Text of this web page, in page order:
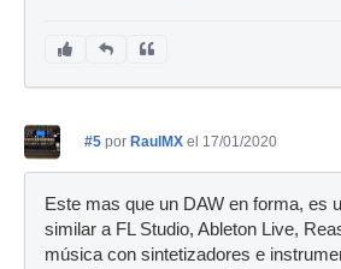
#5 por RaulMX el 17/01/2020
Este mas que un DAW en forma, es
similar a FL Studio, Ableton Live,
música con sintetizadores e